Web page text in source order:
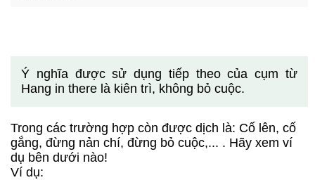
Ý nghĩa được sử dụng tiếp theo của cụm từ
Hang in there là kiên trì, không bỏ cuộc.
Trong các trường hợp còn được dịch là: Cố lên, cố
gắng, đừng nản chí, đừng bỏ cuộc,... . Hãy xem ví
dụ bên dưới nào!
Ví dụ: